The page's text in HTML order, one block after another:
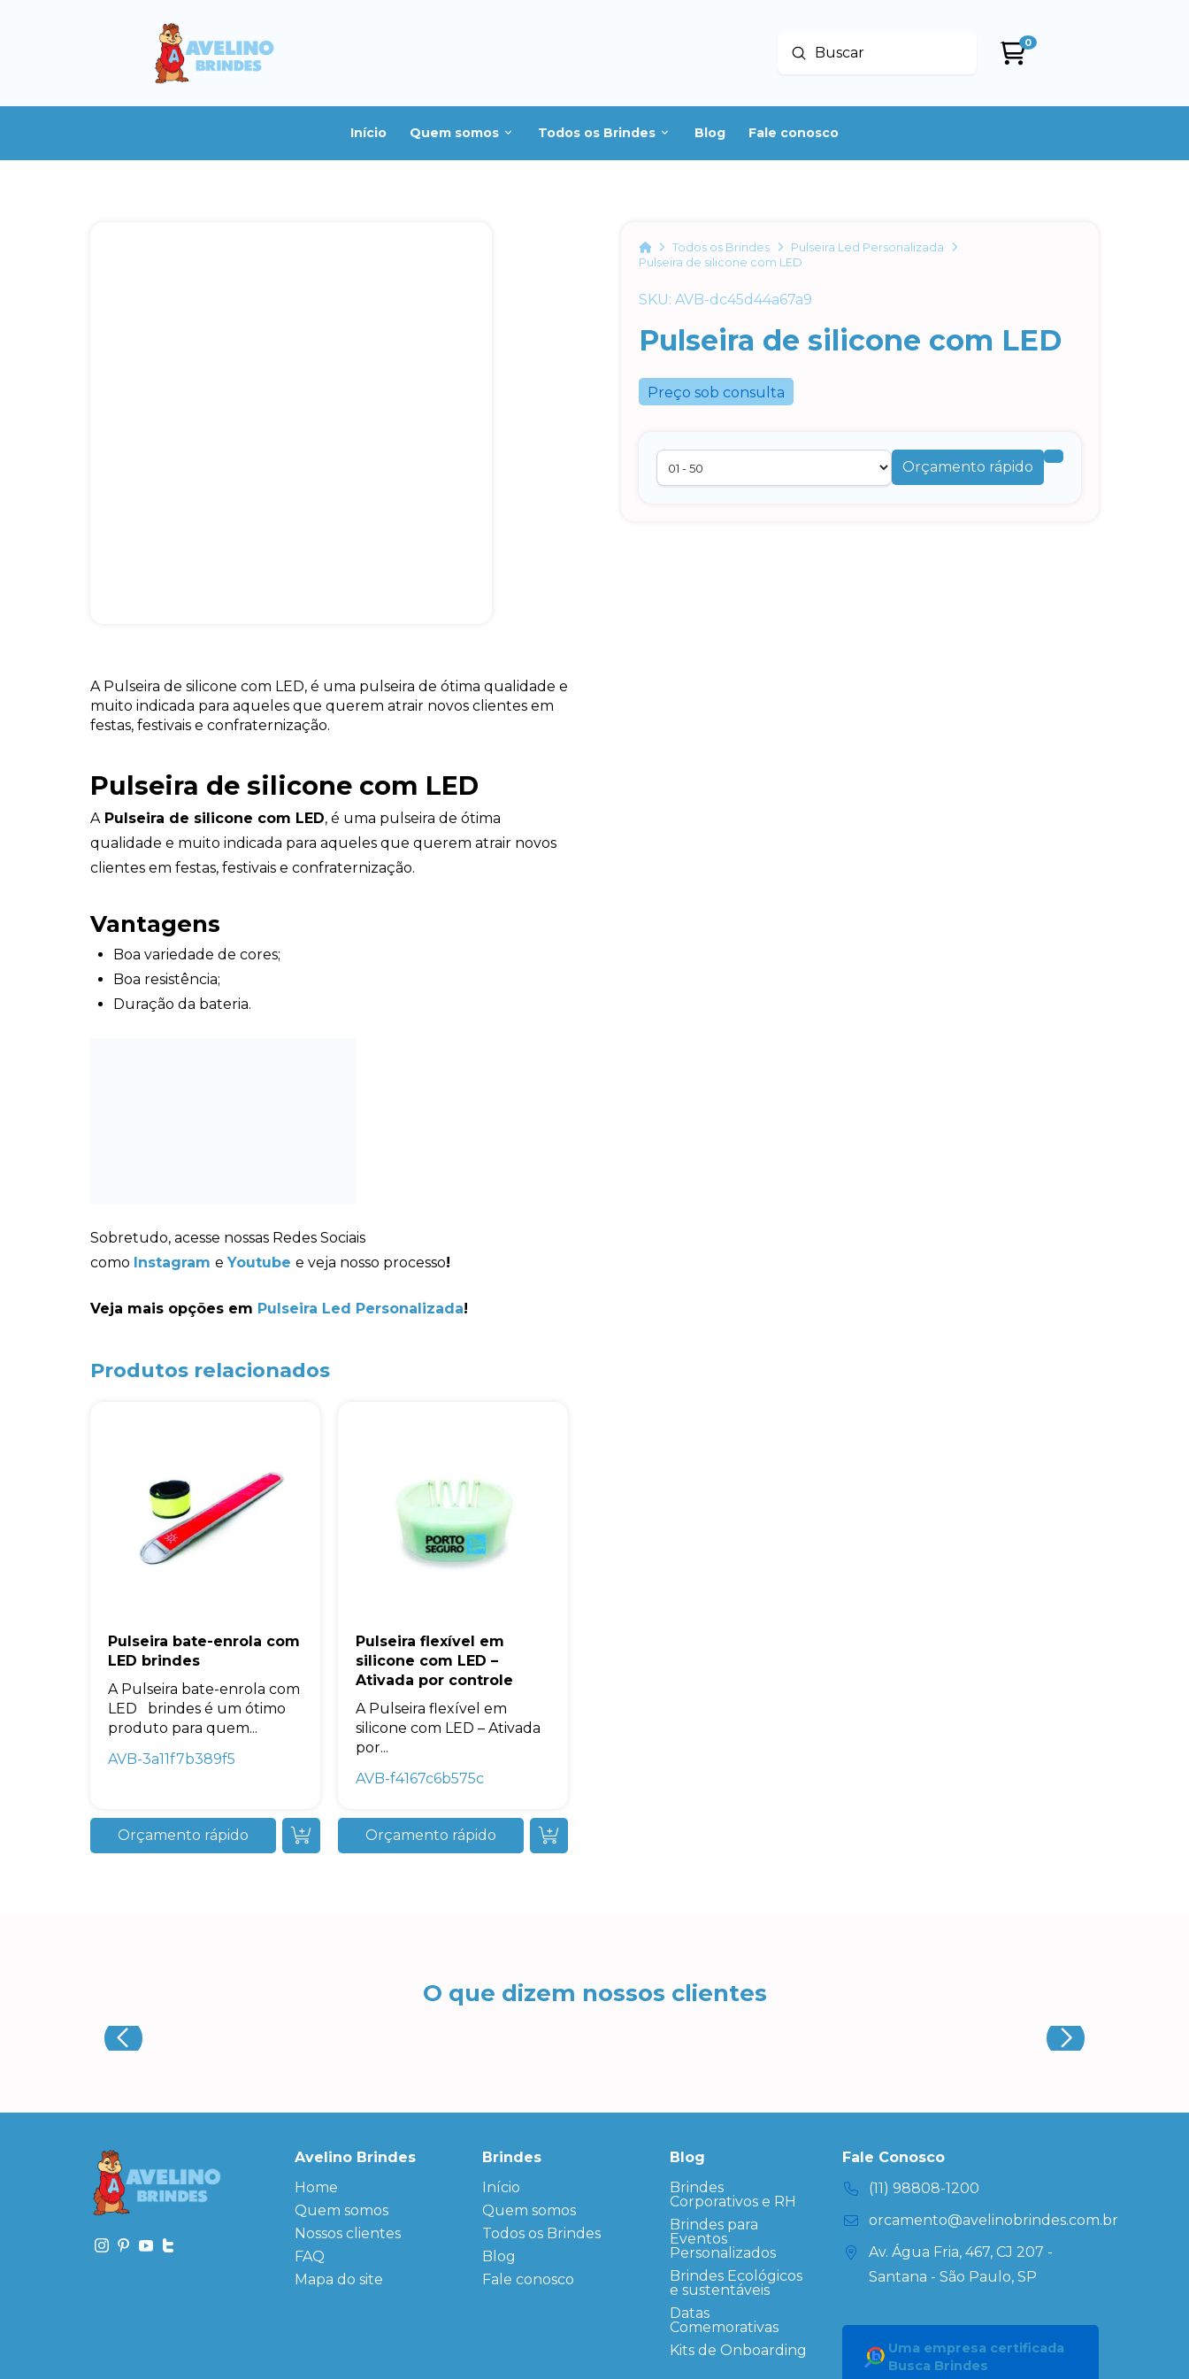
Buscar
Enviar
0
Início Quem somos Todos os Brindes Blog Fale conosco
HomeTodos os Brindes
Pulseira Led Personalizada
Pulseira de silicone com LED
SKU: AVB-dc45d44a67a9
Pulseira de silicone com LED
Preço sob consulta
Orçamento rápido
A Pulseira de silicone com LED, é uma pulseira de ótima qualidade e
muito indicada para aqueles que querem atrair novos clientes em
festas, festivais e confraternização.
Pulseira de silicone com LED
APulseira de silicone com LED, é uma pulseira de ótima
qualidade e muito indicada para aqueles que querem atrair novos
clientes em festas, festivais e confraternização.
Vantagens
Boa variedade de cores;
Boa resistência;
Duração da bateria.
Sobretudo, acesse nossas Redes Sociais
como Instagram e Youtube e veja nosso processo!
Veja mais opções em Pulseira Led Personalizada!
Produtos relacionados
Pulseira bate-enrola com
LED brindes
A Pulseira bate-enrola com
LED brindes é um ótimo
produto para quem...
AVB-3a11f7b389f5
Orçamento rápido
Pulseira flexível em
silicone com LED –
Ativada por controle
A Pulseira flexível em
silicone com LED – Ativada
por...
AVB-f4167c6b575c
Orçamento rápido
O que dizem nossos clientes
Avelino Brindes
Home
Quem somos
Nossos clientes
FAQ
Mapa do site
Brindes
Início
Quem somos
← Back
FAQ
Sitemap
Todos os Brindes
← Back
Agendas
Personalizadas
Anotação
Personalizado
Blog
Fale conosco
Blog
Brindes
Corporativos e RH
Brindes para
Eventos
Personalizados
Brindes Ecológicos
e sustentáveis
Datas
Comemorativas
Kits de Onboarding
Fale Conosco
(11) 98808-1200
orcamento@avelinobrindes.com.br
Av. Água Fria, 467, CJ 207 -
Santana - São Paulo, SP
Uma empresa certificada
Busca Brindes